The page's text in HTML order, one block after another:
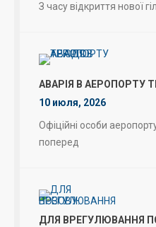
З часу відкриття нової
АВАРІЯ В АЕРОПОРТУ
10 июля, 2026
Офіційні особи
поперед
ДЛЯ ВРЕГУЛЮВАННЯ